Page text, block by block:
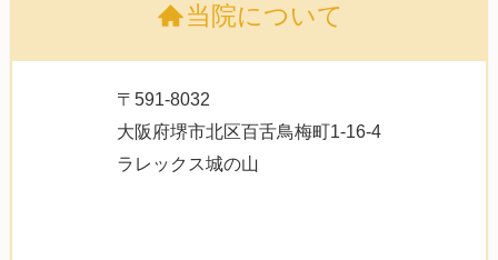
当院について
〒591-8032
大阪府堺市北区百舌鳥梅町1-16-4
ラレックス城の山